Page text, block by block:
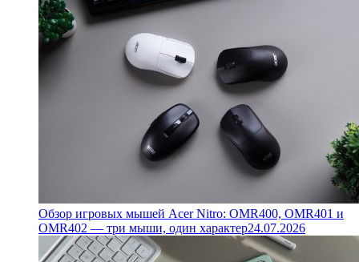
Обзор игровых мышей Acer Nitro: OMR400, OMR401 и
OMR402 — три мыши, один характер24.07.2026